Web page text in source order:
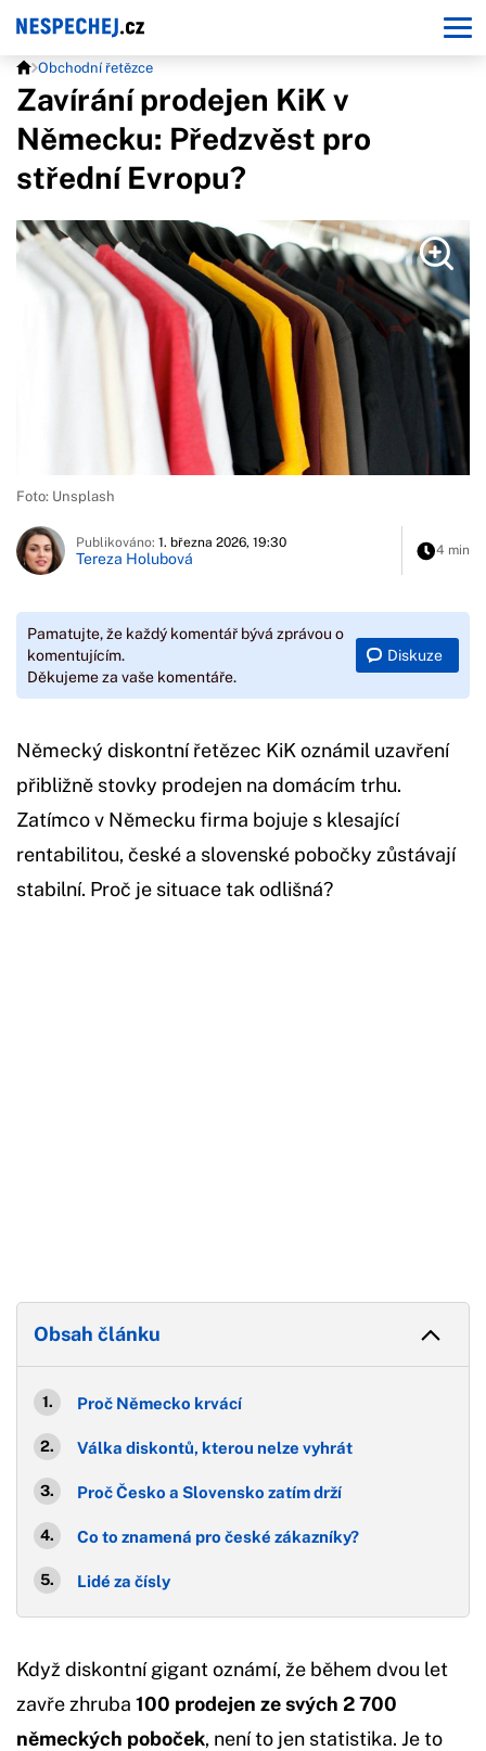
Obchodní řetězce
Zavírání prodejen KiK v
Německu: Předzvěst pro
střední Evropu?
Foto: Unsplash
Publikováno: 1. března 2026, 19:30
Tereza Holubová 4 min
Pamatujte, že každý komentář bývá zprávou o
komentujícím.
Děkujeme za vaše komentáře.
Diskuze
Německý diskontní řetězec KiK oznámil uzavření
přibližně stovky prodejen na domácím trhu.
Zatímco v Německu firma bojuje s klesající
rentabilitou, české a slovenské pobočky zůstávají
stabilní. Proč je situace tak odlišná?
Obsah článku
Proč Německo krvácí
Válka diskontů, kterou nelze vyhrát
Proč Česko a Slovensko zatím drží
Co to znamená pro české zákazníky?
Lidé za čísly
Když diskontní gigant oznámí, že během dvou let
zavře zhruba 100 prodejen ze svých 2 700
německých poboček, není to jen statistika. Je to